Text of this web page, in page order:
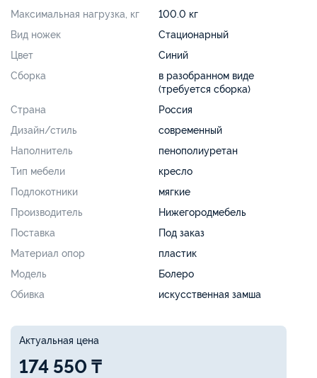
Максимальная нагрузка, кг
100.0 кг
Вид ножек
Стационарный
Цвет
Синий
Сборка
в разобранном виде
(требуется сборка)
Страна
Россия
Дизайн/стиль
современный
Наполнитель
пенополиуретан
Тип мебели
кресло
Подлокотники
мягкие
Производитель
Нижегородмебель
Поставка
Под заказ
Материал опор
пластик
Модель
Болеро
Обивка
искусственная замша
Актуальная цена
174 550 ₸